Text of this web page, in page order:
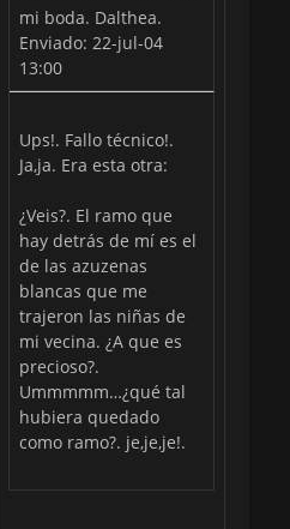
mi boda. Dalthea.
Enviado: 22-jul-04
13:00
Ups!. Fallo técnico!.
Ja,ja. Era esta otra:
¿Veis?. El ramo que
hay detrás de mí es el
de las azuzenas
blancas que me
trajeron las niñas de
mi vecina. ¿A que es
precioso?.
Ummmmm…¿qué tal
hubiera quedado
como ramo?. je,je,je!.